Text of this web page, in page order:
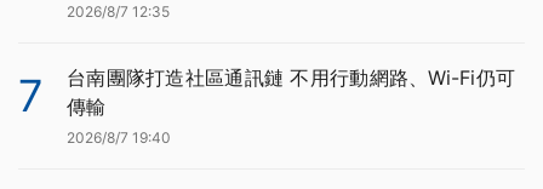
2026/8/7 12:35
7
台南團隊打造社區通訊鏈 不用行動網路、Wi-Fi仍可
傳輸
2026/8/7 19:40